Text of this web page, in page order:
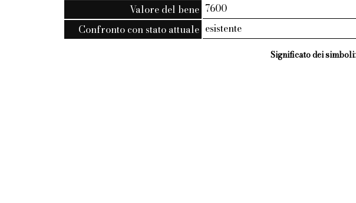
Valore del bene 7600
Confronto con stato attuale esistente
Significato dei simboli: